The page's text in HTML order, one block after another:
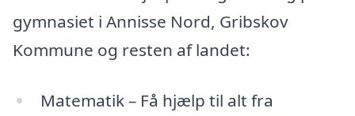
gymnasiet i Annisse Nord, Gribskov
Kommune og resten af landet:
Matematik – Få hjælp til alt fra